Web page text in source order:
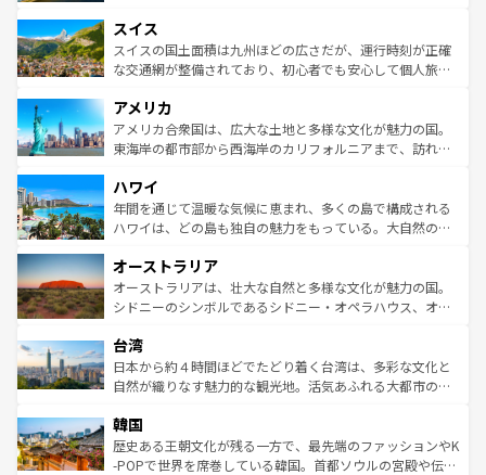
れる地方に足を運ぶとそれぞれで全く異なる文化を体験で
きるだろう。 なお、新着のフランス情報はコンテンツ一覧
を参照してほしい。
は、お酒好きな人にはぜひ体験してほしい。 なお、新着の
ドイツ情報はコンテンツ一覧を参照してほしい。
リアごとに異なる魅力がある。また、優雅なアフタヌーン
ティー、ビール好きにはたまらない英国パブ、サッカー観
戦など、本場だからこそできる体験も豊富。イギリスを旅
ンツ一覧を参照してほしい。
スイス
スイスの国土面積は九州ほどの広さだが、運行時刻が正確
な交通網が整備されており、初心者でも安心して個人旅行
の建物がそのまま残る町や、スイスならではのユニークな
博物館もあり、アルプス観光だけでなく町歩きも満喫する
ことができる。国民の所得が高いため物価も高いが、旅行
ば市内交通費無料で観光を楽しむこともできる。 なお、新
着のスイス情報はコンテンツ一覧 を参照してほしい。
アメリカ
アメリカ合衆国は、広大な土地と多様な文化が魅力の国。
東海岸の都市部から西海岸のカリフォルニアまで、訪れる
のような巨大都市は、観光、ショッピング、エンターテイ
ンメントが詰まった刺激的なスポットだ。一方、アメリカ
西部には大自然が広がり、グランドキャニオンやイエロー
部のニューオーリンズでは、音楽と美食が融合した独特の
文化が魅力。旅行者はアメリカの各地域で異なる魅力を楽
しみながら、その多様性と豊かな歴史を感じることができ
ならではの贅沢な旅のスタイルだ。 なお、新着のアメリカ
情報はコンテンツ一覧を参照してほしい。
ハワイ
年間を通じて温暖な気候に恵まれ、多くの島で構成される
ハワイは、どの島も独自の魅力をもっている。大自然の神
ワイ島は見逃せない。また、定番の観光地といえばオアフ
島だが、静かな自然を求めるならマウイ島やカウアイ島が
おすすめ。エメラルドグリーンに輝く海をはじめ、豊かな
れるおもてなしの心で訪れる人々を迎えてくれるハワイの
人々、おいしいローカルフードやハワイアンミュージッ
ク、伝統的なフラダンスなど、すべてがハワイの魅力を彩
ワイを、存分に味わってほしい。 なお、新着のハワイ情報
はコンテンツ一覧を参照してほしい。
オーストラリア
オーストラリアは、壮大な自然と多様な文化が魅力の国。
シドニーのシンボルであるシドニー・オペラハウス、オー
リアリーフや大陸中央部にそびえるウルル（エアーズロッ
ク）、タスマニアの美しい原生林やケアンズの熱帯雨林な
ど、見どころがたくさん。また、カフェやワイン、オージ
いる。アクティビティも充実しており、サーフィンやダイ
ビング、ハイキングなど、アウトドア好きにはたまらな
い。オーストラリアの多彩な魅力を存分に味わいつくそ
台湾
日本から約４時間ほどでたどり着く台湾は、多彩な文化と
自然が織りなす魅力的な観光地。活気あふれる大都市の台
ン）、静ひつな山岳地帯である台湾東部など、都市の喧騒
と山間の静けさが共存しており、訪れる人に新しい発見と
驚きをもたらしてくれる。また、奥深い台湾の食文化も魅
韓国
歴史ある王朝文化が残る一方で、最先端のファッションやK
-POPで世界を席巻している韓国。首都ソウルの宮殿や伝統